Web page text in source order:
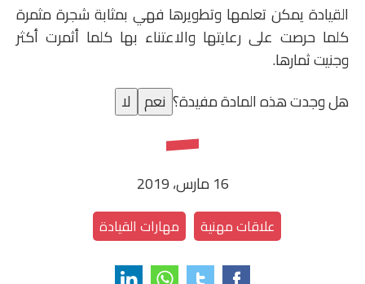
القيادة يمكن تعلمها وتطويرها فهي بمثابة شجرة مثمرة
كلما حرصت على رعايتها والاعتناء بها كلما أثمرت أكثر
وجنيت ثمارها.
هل وجدت هذه المادة مفيدة؟ نعم لا
16 مارس، 2019
علاقات مهنية مهارات القيادة